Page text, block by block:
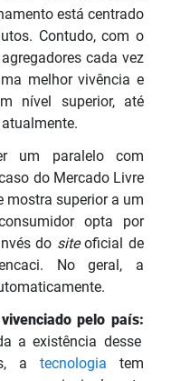
está centrado
Contudo, com o
cada vez
melhor vivência e
nível superior, até
um paralelo com
do Mercado Livre
mostra superior a um
opta por
do siteoficial de
No geral, a
pelo país:
a existência desse
a tecnologia tem